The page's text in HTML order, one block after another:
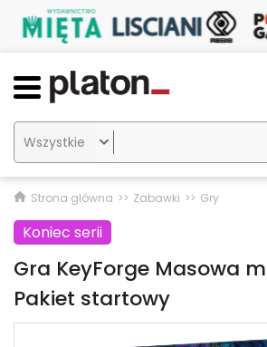

Strona główna Zabawki Gry
Koniec serii
Gra KeyForge Masowa
Pakiet startowy